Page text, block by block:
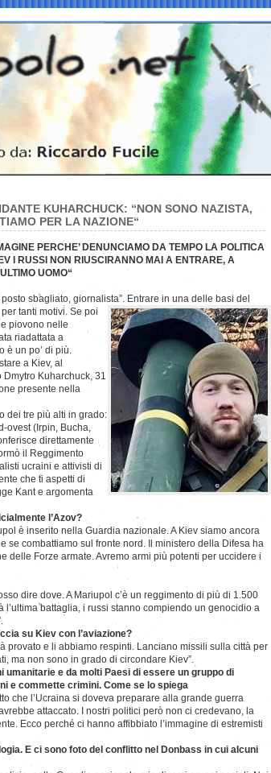
KUHARCHUCK: “NON SONO NAZISTA,
PER LA NAZIONE“
PERCHE’ DENUNCIAMO DA TEMPO LA POLITICA
I RUSSI NON RIUSCIRANNO MAI A ENTRARE, A
UOMO“
sbagliato, giornalista”. Entrare in una delle basi del
tanti motivi. Se poi
piovono nelle
riadattata a
è un po’ di più.
a Kiev, al
Kuharchuck, 31
presente nella
dei tre più alti in grado:
ovest (Irpin, Bucha,
direttamente
il Reggimento
ucraini e attivisti di
che ti aspetti di
Kant e argomenta
l’Azov?
è inserito nella Guardia nazionale. A Kiev siamo ancora
se combattiamo sul fronte nord. Il ministero della Difesa ha
delle Forze armate. Avremo armi più potenti per uccidere i
dire dove. A Mariupol c’è un reggimento di più di 1.500
battaglia, i russi stanno compiendo un genocidio a
su Kiev con l’aviazione?
provato e li abbiamo respinti. Lanciano missili sulla città per
ma non sono in grado di circondare Kiev”.
umanitarie e da molti Paesi di essere un gruppo di
e commette crimini. Come se lo spiega
che l’Ucraina si doveva preparare alla grande guerra
attaccato. I nostri politici però non ci credevano, la
Ecco perché ci hanno affibbiato l’immagine di estremisti
E ci sono foto del conflitto nel Donbass in cui alcuni